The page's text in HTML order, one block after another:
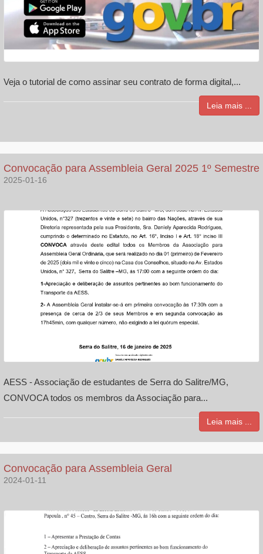
Veja o tutorial de como assinar seu contrato de forma digital,...
Leia mais ...
Convocação para Assembleia Geral 2025 1º Semestre
2025-01-16
AESS - Associação de estudantes de Serra do Salitre/MG,
CONVOCA todos os membros da Associação para...
Leia mais ...
Convocação para Assembleia Geral
2024-01-11